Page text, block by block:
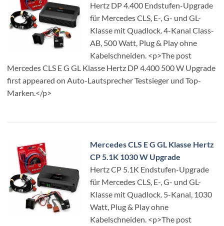
Hertz DP 4.400 Endstufen-Upgrade
für Mercedes CLS, E-, G- und GL-
Klasse mit Quadlock. 4-Kanal Class-
AB, 500 Watt, Plug & Play ohne
Kabelschneiden. <p>The post
Mercedes CLS E G GL Klasse Hertz DP 4.400 500 W Upgrade
first appeared on Auto-Lautsprecher Testsieger und Top-
Marken.</p>
Mercedes CLS E G GL Klasse Hertz
CP 5.1K 1030 W Upgrade
Hertz CP 5.1K Endstufen-Upgrade
für Mercedes CLS, E-, G- und GL-
Klasse mit Quadlock. 5-Kanal, 1030
Watt, Plug & Play ohne
Kabelschneiden. <p>The post